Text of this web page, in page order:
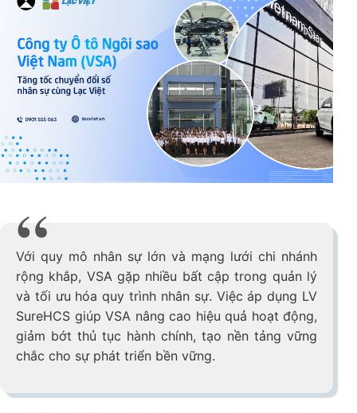
Với quy mô nhân sự lớn và mạng lưới chi nhánh
rộng khắp, VSA gặp nhiều bất cập trong quản lý
và tối ưu hóa quy trình nhân sự. Việc áp dụng LV
SureHCS giúp VSA nâng cao hiệu quả hoạt động,
giảm bớt thủ tục hành chính, tạo nền tảng vững
chắc cho sự phát triển bền vững.